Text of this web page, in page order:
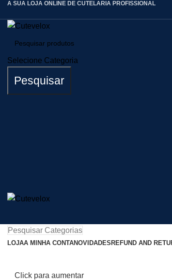
A SUA LOJA ONLINE DE CUTELARIA PROFISSIONAL
Selecione Categoria
Pesquisar
Pesquisar Categorias
LOJAA MINHA CONTANOVIDADESREFUND AND
Click para aumentar